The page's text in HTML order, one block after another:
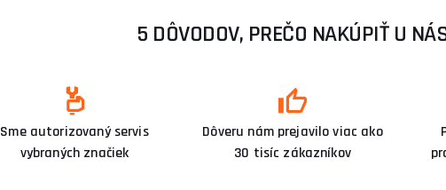
5 DÔVODOV, PREČO NAKÚPIŤ U
Sme autorizovaný servis
vybraných značiek
Dôveru nám prejavilo viac ako
30 tisíc zákazníkov